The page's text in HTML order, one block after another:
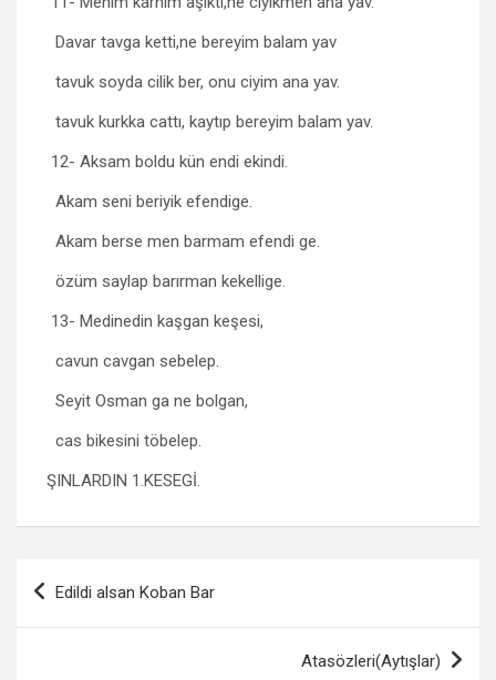
Davar tavga ketti,ne bereyim balam yav
tavuk soyda cilik ber, onu ciyim ana yav.
tavuk kurkka cattı, kaytıp bereyim balam yav.
12- Aksam boldu kün endi ekindi.
Akam seni beriyik efendige.
Akam berse men barmam efendi ge.
özüm saylap barırman kekellige.
13- Medinedin kaşgan keşesi,
cavun cavgan sebelep.
Seyit Osman ga ne bolgan,
cas bikesini töbelep.
ŞINLARDIN 1.KESEGİ.
Yazı
Edildi alsan Koban Bar
Atasözleri(Aytışlar)